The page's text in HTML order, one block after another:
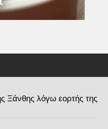
Ξάνθης λόγω εορτής της